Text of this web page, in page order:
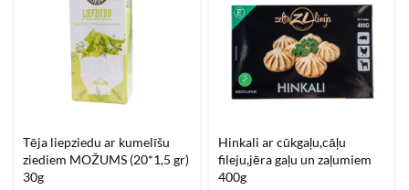
Tēja liepziedu ar kumelīšu
ziediem MOŽUMS (20*1,5 gr)
30g
Hinkali ar cūkgaļu,cāļu
fileju,jēra gaļu un zaļumiem
400g